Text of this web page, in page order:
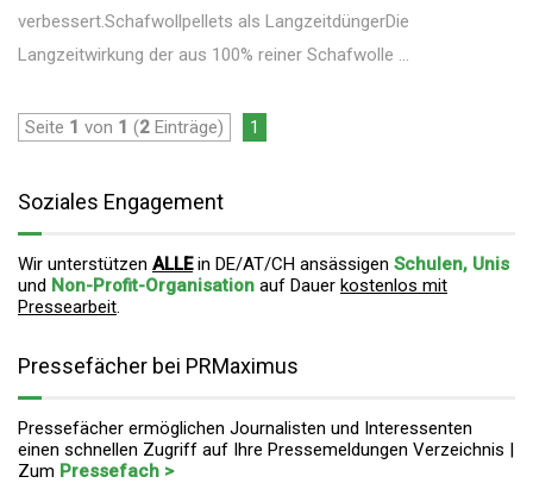
verbessert.Schafwollpellets als LangzeitdüngerDie
Langzeitwirkung der aus 100% reiner Schafwolle ...
Seite 1 von 1 (2 Einträge) 1
Soziales Engagement
Wir unterstützen ALLEin DE/AT/CH ansässigen Schulen, Unis
und Non-Profit-Organisation auf Dauer kostenlos mit
Pressearbeit.
Pressefächer bei PRMaximus
Pressefächer ermöglichen Journalisten und Interessenten
einen schnellen Zugriff auf Ihre Pressemeldungen Verzeichnis |
Zum Pressefach >